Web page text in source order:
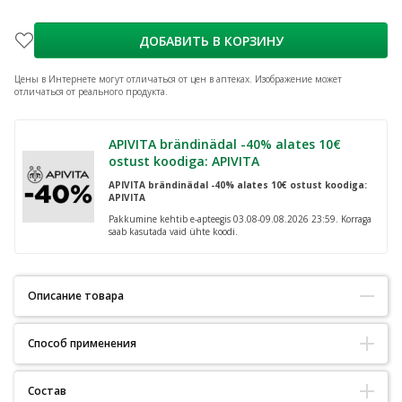
ДОБАВИТЬ В КОРЗИНУ
Цены в Интернете могут отличаться от цен в аптеках. Изображение может
отличаться от реального продукта.
APIVITA brändinädal -40% alates 10€
ostust koodiga: APIVITA
APIVITA brändinädal -40% alates 10€ ostust koodiga:
APIVITA
Pakkumine kehtib e-apteegis 03.08-09.08.2026 23:59. Korraga
saab kasutada vaid ühte koodi.
Описание товара
Kasutamiseks tupe korduva bakteriaalse infektsiooni korral või selle
ennetamiseks enne ja pärast günekoloogilisi operatsioone.
Способ применения
Kasutamine:
Состав